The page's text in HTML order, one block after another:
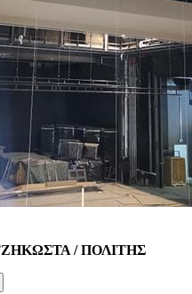
/ ΠΟΛΙΤΗΣ